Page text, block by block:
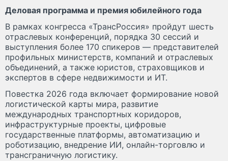
Деловая программа и премия юбилейного года
В рамках конгресса «ТрансРоссия» пройдут шесть
отраслевых конференций, порядка 30 сессий и
выступления более 170 спикеров — представителей
профильных министерств, компаний и отраслевых
объединений, а также юристов, страховщиков и
экспертов в сфере недвижимости и ИТ.
Повестка 2026 года включает формирование новой
логистической карты мира, развитие
международных транспортных коридоров,
инфраструктурные проекты, цифровые
государственные платформы, автоматизацию и
роботизацию, внедрение ИИ, онлайн-торговлю и
трансграничную логистику.